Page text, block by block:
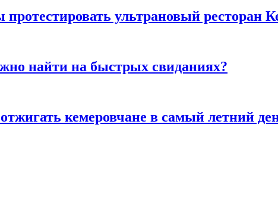
ультрановый ресторан
найти на быстрых свиданиях?
кемеровчане в самый летний